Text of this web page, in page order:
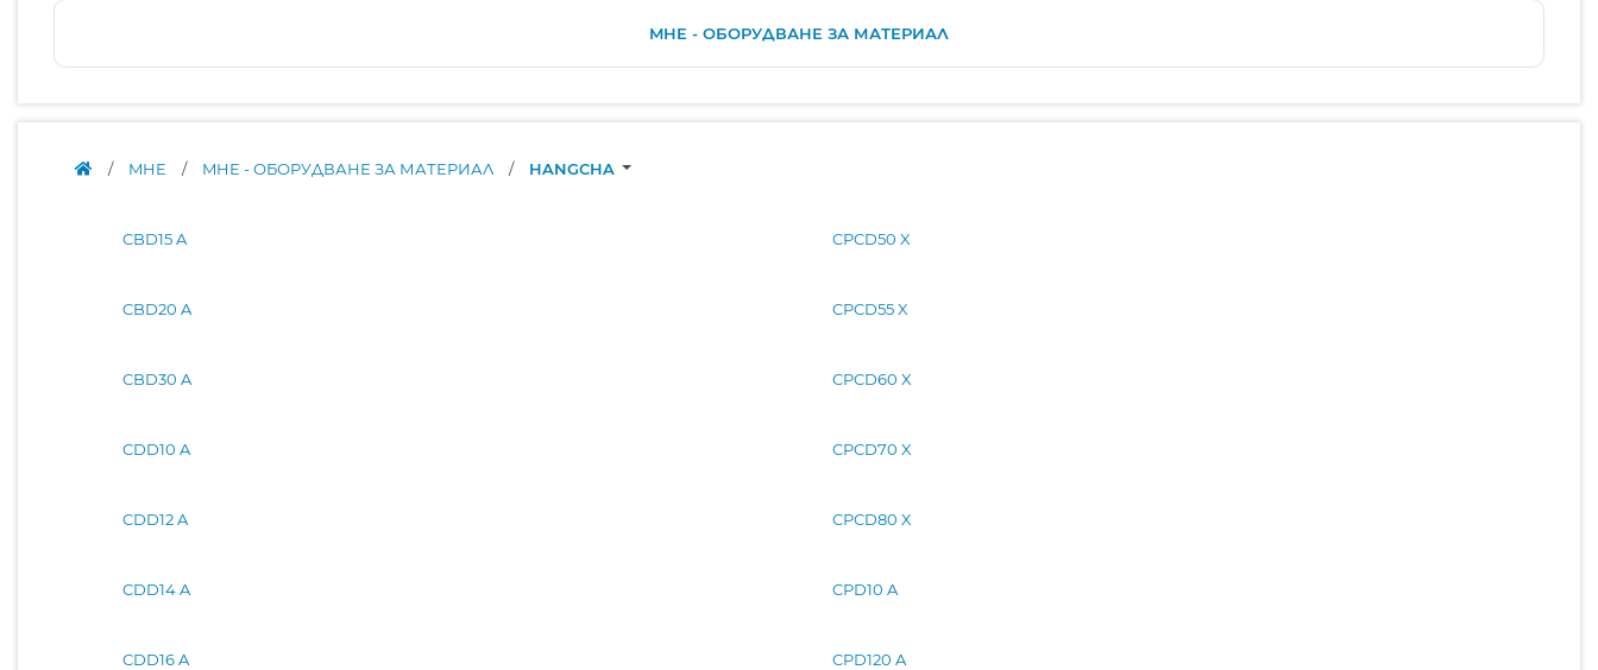
MHE - ОБОРУДВАНЕ ЗА МАТЕРИАЛ
/ MHE / MHE - ОБОРУДВАНЕ ЗА МАТЕРИАЛ / HANGCHA
CBD15 A
CBD20 A
CBD30 A
CDD10 A
CDD12 A
CDD14 A
CDD16 A
CPCD50 X
CPCD55 X
CPCD60 X
CPCD70 X
CPCD80 X
CPD10 A
CPD120 A